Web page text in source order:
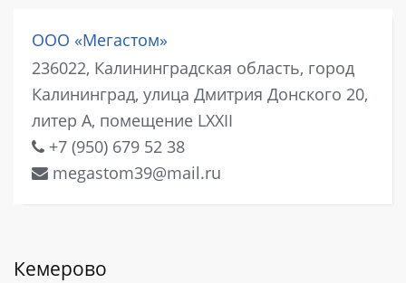
ООО «Мегастом»
236022, Калининградская область, город
Калининград, улица Дмитрия Донского 20,
литер А, помещение LXXII
+7 (950) 679 52 38
megastom39@mail.ru
Кемерово